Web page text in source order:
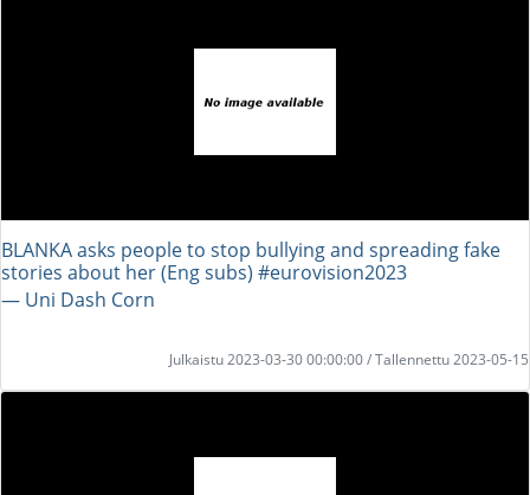
BLANKA asks people to stop bullying and spreading fake
stories about her (Eng subs) #eurovision2023
― Uni Dash Corn
Julkaistu 2023-03-30 00:00:00 / Tallennettu 2023-05-15